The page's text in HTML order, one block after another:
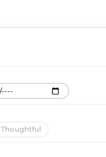
Thoughtful